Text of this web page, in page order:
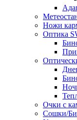
Ножи
Оптика
Очки с
Сошки/